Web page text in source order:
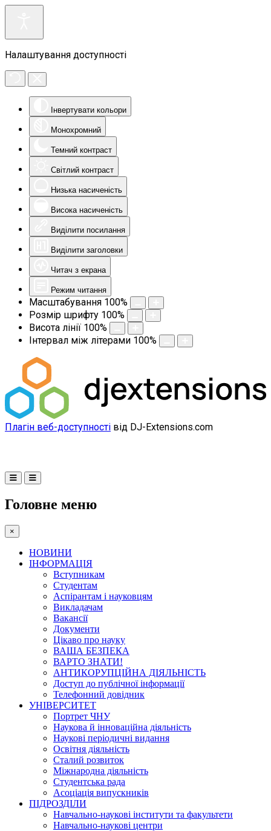
Налаштування доступності
Інвертувати кольори
Монохромний
Темний контраст
Світлий контраст
Низька насиченість
Висока насиченість
Виділити посилання
Виділити заголовки
Читач з екрана
Режим читання
Масштабування 100%
Розмір шрифту 100%
Висота лінії 100%
Інтервал між літерами 100%
Плагін веб-доступності від DJ-Extensions.com
Головне меню
×
НОВИНИ
ІНФОРМАЦІЯ
Вступникам
Студентам
Аспірантам і науковцям
Викладачам
Вакансії
Документи
Цікаво про науку
ВАША БЕЗПЕКА
ВАРТО ЗНАТИ!
АНТИКОРУПЦІЙНА ДІЯЛЬНІСТЬ
Доступ до публічної інформації
Телефонний довідник
УНІВЕРСИТЕТ
Портрет ЧНУ
Наукова й інноваційна діяльність
Наукові періодичні видання
Освітня діяльність
Сталий розвиток
Міжнародна діяльність
Студентська рада
Асоціація випускників
ПІДРОЗДІЛИ
Навчально-наукові інститути та факультети
Навчально-наукові центри